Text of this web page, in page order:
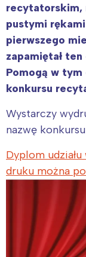
recytatorskim,
pustymi
pierwszego
zapamiętał
Pomogą w
konkursu
Wystarczy
nazwę
Dyplom
druku można